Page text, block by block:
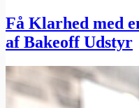
Få Klarhed med
af Bakeoff Udstyr